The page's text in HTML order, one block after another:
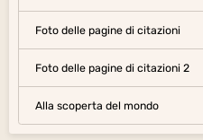
Foto delle pagine di citazioni
Foto delle pagine di citazioni 2
Alla scoperta del mondo